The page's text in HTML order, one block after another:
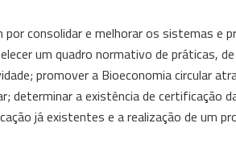
consolidar e melhorar os sistemas e
um quadro normativo de práticas,
promover a Bioeconomia circular
determinar a existência de certificação
já existentes e a realização de um